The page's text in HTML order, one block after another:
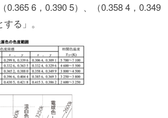
0.365 6，0.390 5）、（0.358 4，0.349
る」。